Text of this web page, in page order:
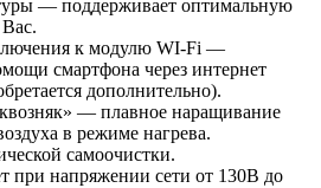
— поддерживает оптимальную
к модулю WI-Fi —
смартфона через интернет
дополнительно).
— плавное наращивание
в режиме нагрева.
самоочистки.
при напряжении сети от 130В до